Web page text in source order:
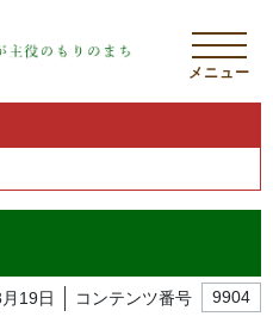
メニュー
19日 コンテンツ番号 9904